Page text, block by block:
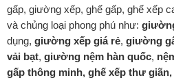
gấp, giường xếp, ghế gấp, ghế xếp
và chủng loại phong phú như:
dụng, giường xếp giá rẻ, giường
vải bạt, giường nệm hàn quốc,
gấp thông minh, ghế xếp thư giãn,